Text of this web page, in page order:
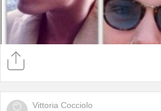
Vittoria Cocciolo